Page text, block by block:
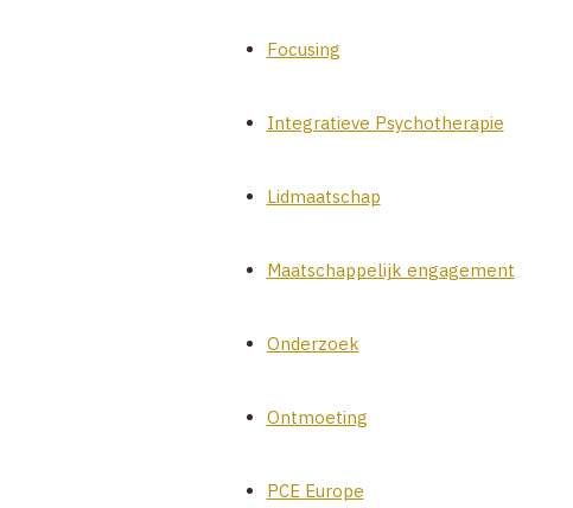
Focusing
Integratieve Psychotherapie
Lidmaatschap
Maatschappelijk engagement
Onderzoek
Ontmoeting
PCE Europe